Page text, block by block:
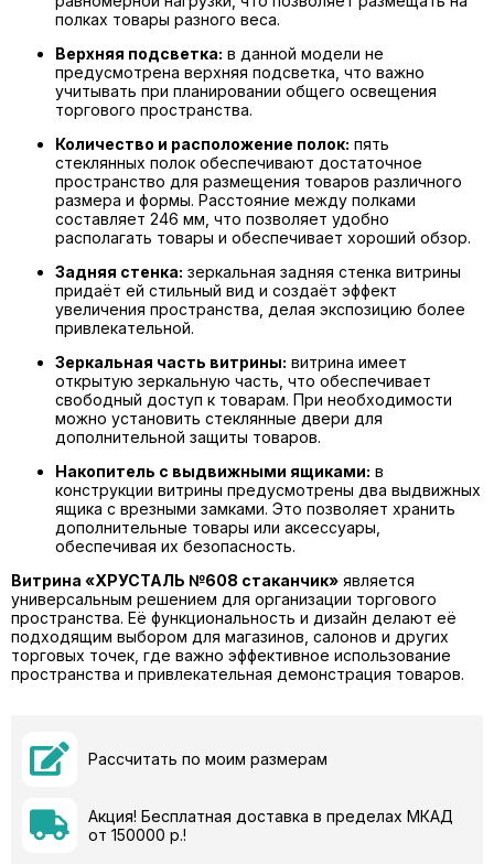
полках товары разного веса.
Верхняя подсветка: в данной модели не
предусмотрена верхняя подсветка, что важно
учитывать при планировании общего освещения
торгового пространства.
Количество и расположение полок: пять
стеклянных полок обеспечивают достаточное
пространство для размещения товаров различного
размера и формы. Расстояние между полками
составляет 246 мм, что позволяет удобно
располагать товары и обеспечивает хороший обзор.
Задняя стенка: зеркальная задняя стенка витрины
придаёт ей стильный вид и создаёт эффект
увеличения пространства, делая экспозицию более
привлекательной.
Зеркальная часть витрины: витрина имеет
открытую зеркальную часть, что обеспечивает
свободный доступ к товарам. При необходимости
можно установить стеклянные двери для
дополнительной защиты товаров.
Накопитель с выдвижными ящиками: в
конструкции витрины предусмотрены два выдвижных
ящика с врезными замками. Это позволяет хранить
дополнительные товары или аксессуары,
обеспечивая их безопасность.
Витрина «ХРУСТАЛЬ №608 стаканчик» является
универсальным решением для организации торгового
пространства. Её функциональность и дизайн делают её
подходящим выбором для магазинов, салонов и других
торговых точек, где важно эффективное использование
пространства и привлекательная демонстрация товаров.
Рассчитать по моим размерам
Акция! Бесплатная доставка в пределах МКАД
от 150000 р.!